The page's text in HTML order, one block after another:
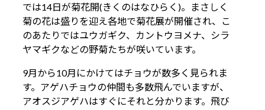
では14日が菊花開(きくのはなひらく)。まさしく
菊の花は盛りを迎え各地で菊花展が開催され、こ
のあたりではユウガギク、カントウヨメナ、シラ
ヤマギクなどの野菊たちが咲いています。
9月から10月にかけてはチョウが数多く見られま
す。アゲハチョウの仲間も多数飛んでいますが、
アオスジアゲハはすぐにそれと分かります。飛び